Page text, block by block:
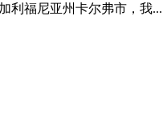
利福尼亚州卡尔弗市，我...